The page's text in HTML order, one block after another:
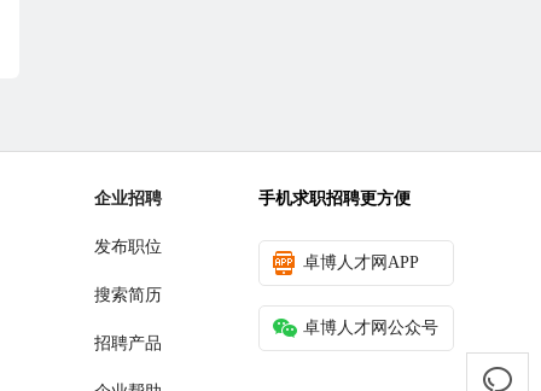
企业招聘
发布职位
搜索简历
招聘产品
手机求职招聘更方便
卓博人才网APP
卓博人才网公众号